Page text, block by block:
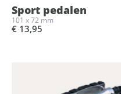
Sport pedalen
101 x 72 mm
€ 13,95